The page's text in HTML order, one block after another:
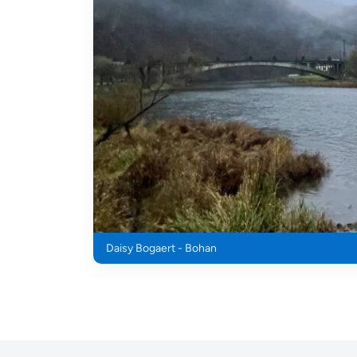
Daisy Bogaert - Bohan